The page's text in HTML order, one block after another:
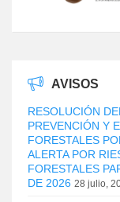
AVISOS
RESOLUCIÓN
PREVENCIÓN Y
FORESTALES
ALERTA POR
FORESTALES
DE 2026 28 julio,